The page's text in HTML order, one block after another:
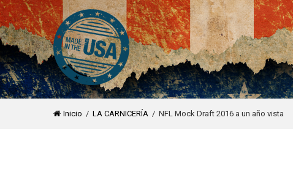
Inicio / LA CARNICERÍA / NFL Mock Draft 2016 a un año vista